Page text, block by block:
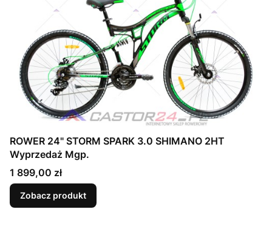
ROWER 24" STORM SPARK 3.0 SHIMANO 2HT
Wyprzedaż Mgp.
Cena
1 899,00 zł
Zobacz produkt